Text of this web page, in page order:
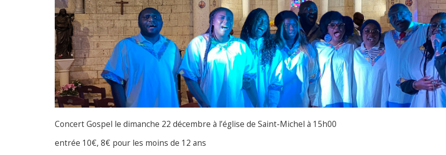
Concert Gospel le dimanche 22 décembre à l’église de Saint-Michel à 15h00
entrée 10€, 8€ pour les moins de 12 ans